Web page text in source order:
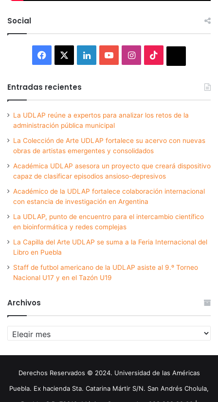
Social
Facebook LinkedInYouTubeInstagram
Entradas recientes
La UDLAP reúne a expertos para analizar los retos de la
administración pública municipal
La Colección de Arte UDLAP fortalece su acervo con nuevas
obras de artistas emergentes y consolidados
Académica UDLAP asesora un proyecto que creará dispositivo
capaz de clasificar episodios ansioso-depresivos
Académico de la UDLAP fortalece colaboración internacional
con estancia de investigación en Argentina
La UDLAP, punto de encuentro para el intercambio científico
en bioinformática y redes complejas
La Capilla del Arte UDLAP se suma a la Feria Internacional del
Libro en Puebla
Staff de futbol americano de la UDLAP asiste al 9.º Torneo
Nacional U17 y en el Tazón U19
Archivos
Archivos
Derechos Reservados © 2024. Universidad de las Américas
Puebla. Ex hacienda Sta. Catarina Mártir S/N. San Andrés Cholula,